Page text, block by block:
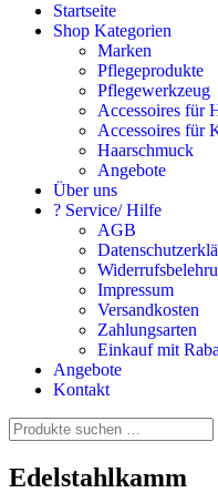
Startseite
Shop Kategorien
Marken
Pflegeprodukte
Pflegewerkzeug
Accessoires für
Accessoires für
Haarschmuck
Angebote
Über uns
? Service/ Hilfe
AGB
Impressum
Versandkosten
Zahlungsarten
Einkauf mit
Angebote
Kontakt
Suchen
nach:
Edelstahlkamm